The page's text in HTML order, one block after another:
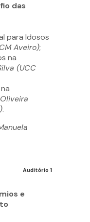
das
para Idosos
Aveiro);
na
(UCC
.
Auditório 1
e